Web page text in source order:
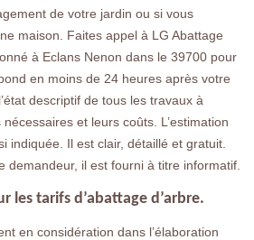
de votre jardin ou si vous
maison. Faites appel à LG Abattage
à Eclans Nenon dans le 39700 pour
en moins de 24 heures après votre
descriptif de tous les travaux à
et leurs coûts. L’estimation
indiquée. Il est clair, détaillé et gratuit.
demandeur, il est fourni à titre informatif.
les tarifs d’abattage d’arbre.
en considération dans l’élaboration